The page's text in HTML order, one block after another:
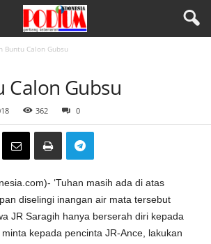
Buntu Calon Gubsu
Calon Gubsu
362 0
‘Tuhan masih ada di atas
diselingi inangan air mata tersebut
JR Saragih hanya berserah diri kepada
kepada pencinta JR-Ance, lakukan